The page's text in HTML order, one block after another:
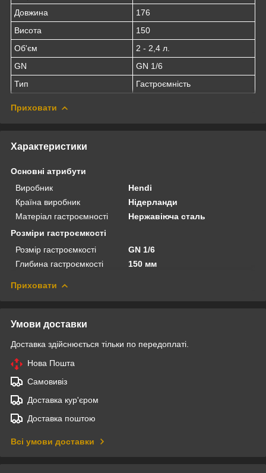
Довжина
176
Висота
150
Об'єм
2 - 2,4 л.
GN
GN 1/6
Тип
Гастроємність
Приховати
Характеристики
Основні атрибути
Виробник
Hendi
Країна виробник
Нідерланди
Матеріал гастроємності
Нержавіюча сталь
Розміри гастроємкості
Розмір гастроємкості
GN 1/6
Глибина гастроємкості
150 мм
Приховати
Умови доставки
Доставка здійснюється тільки по передоплаті.
Нова Пошта
Самовивіз
Доставка кур'єром
Доставка поштою
Всі умови доставки